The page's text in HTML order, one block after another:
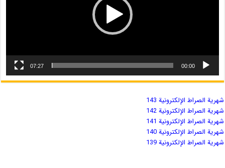
00:00
07:27
شهریة الصراط الإلكترونية 143
شهریة الصراط الإلكترونية 142
شهریة الصراط الإلكترونية 141
شهریة الصراط الإلكترونية 140
شهریة الصراط الإلكترونية 139